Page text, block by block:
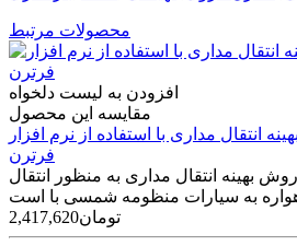
محصولات مرتبط
افزودن به لیست دلخواه
مقایسه این محصول
انتقال مداری با استفاده از نرم افزار
فرترن
بهینه انتقال مداری به منظور انتقال
2,417,620تومان